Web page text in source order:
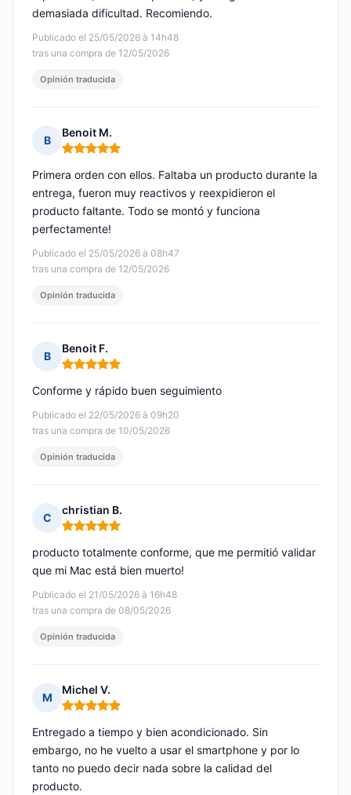
Publicado el 25/05/2026 à 14h48
tras una compra de 12/05/2026
demasiada dificultad. Recomiendo.
Opinión traducida
B
Benoit M.
Nota: 5 de 5
Publicado el 25/05/2026 à 08h47
tras una compra de 12/05/2026
Primera orden con ellos. Faltaba un producto durante la
entrega, fueron muy reactivos y reexpidieron el
producto faltante. Todo se montó y funciona
perfectamente!
Opinión traducida
B
Benoit F.
Nota: 5 de 5
Publicado el 22/05/2026 à 09h20
tras una compra de 10/05/2026
Conforme y rápido buen seguimiento
Opinión traducida
C
christian B.
Nota: 5 de 5
Publicado el 21/05/2026 à 16h48
tras una compra de 08/05/2026
producto totalmente conforme, que me permitió validar
que mi Mac está bien muerto!
Opinión traducida
M
Michel V.
Nota: 5 de 5
Entregado a tiempo y bien acondicionado. Sin
embargo, no he vuelto a usar el smartphone y por lo
tanto no puedo decir nada sobre la calidad del
producto.